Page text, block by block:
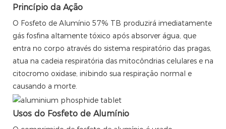
Princípio da Ação
O Fosfeto de Alumínio 57% TB produzirá imediatamente
gás fosfina altamente tóxico após absorver água, que
entra no corpo através do sistema respiratório das pragas,
atua na cadeia respiratória das mitocôndrias celulares e na
citocromo oxidase, inibindo sua respiração normal e
causando a morte.
Usos do Fosfeto de Alumínio